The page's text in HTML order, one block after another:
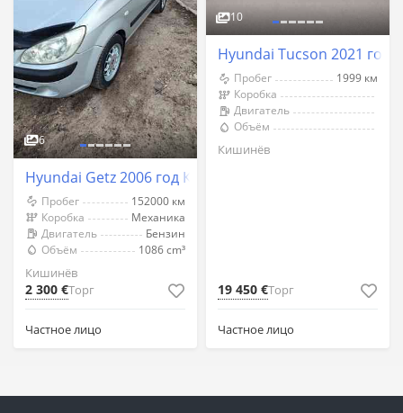
6
Hyundai Getz 2006 год Кишинёв
Пробег
152000 км
Коробка
Механика
Двигатель
Бензин
Объём
1086 cm³
Кишинёв
2 300 €Торг
Частное лицо
10
Hyundai Tucson 2021 год
Пробег
1999 км
Коробка
Двигатель
Объём
Кишинёв
19 450 €Торг
Частное лицо